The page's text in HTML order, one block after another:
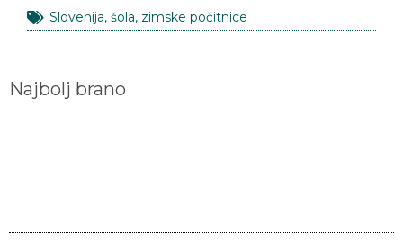
Slovenija, šola, zimske počitnice
Najbolj brano